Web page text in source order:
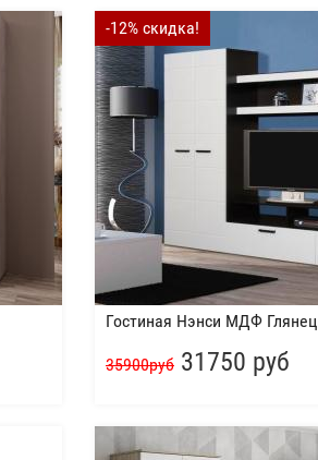
-12% скидка!
Гостиная Нэнси МДФ Глянец
35900руб 31750 руб